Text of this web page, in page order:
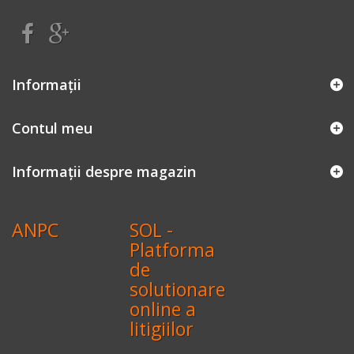
Informaţii
Contul meu
Informații despre magazin
ANPC SOL -
Platforma
de
solutionare
online a
litigiilor